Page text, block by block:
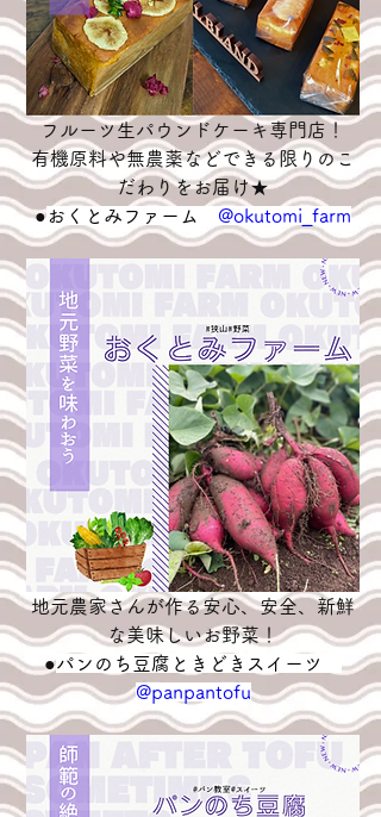
フルーツ生パウンドケーキ専門店！
有機原料や無農薬などできる限りのこ
だわりをお届け★
●おくとみファーム @okutomi_farm
地元農家さんが作る安心、安全、新鮮
な美味しいお野菜！
●パンのち豆腐ときどきスイーツ
@panpantofu